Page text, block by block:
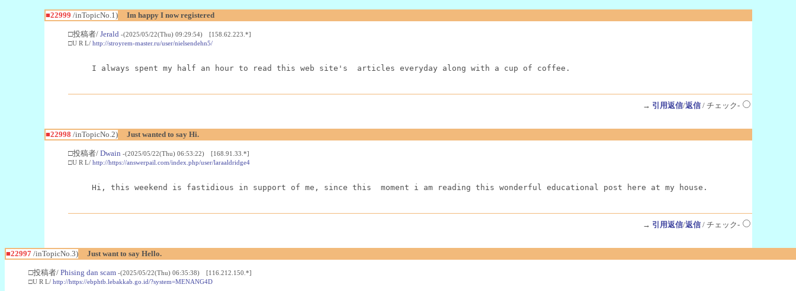
■22999 /inTopicNo.1) Im happy I now registered
□投稿者/ Jerald -(2025/05/22(Thu) 09:29:54) [158.62.223.*]
□U R L/ http://stroyrem-master.ru/user/nielsendehn5/
I always spent my half an hour to read this web site's  articles everyday along with a cup of coffee.
→ 引用返信/返信/ チェック-
■22998 /inTopicNo.2) Just wanted to say Hi.
□投稿者/ Dwain -(2025/05/22(Thu) 06:53:22) [168.91.33.*]
□U R L/ http://https://answerpail.com/index.php/user/laraaldridge4
Hi, this weekend is fastidious in support of me, since this  moment i am reading this wonderful educational post here at my house.
→ 引用返信/返信/ チェック-
■22997 /inTopicNo.3) Just want to say Hello.
□投稿者/ Phising dan scam -(2025/05/22(Thu) 06:35:38) [116.212.150.*]
□U R L/ http://https://ebphtb.lebakkab.go.id/?system=MENANG4D